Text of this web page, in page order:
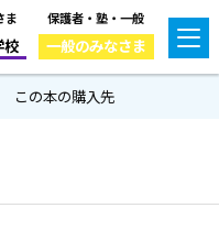
ま
校
保護者・塾・一般
一般のみなさま
この本の購入先